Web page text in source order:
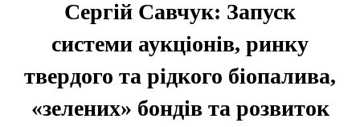
Сергій Савчук: Запуск
системи аукціонів, ринку
твердого та рідкого біопалива,
«зелених» бондів та розвиток